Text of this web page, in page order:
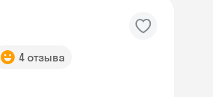
4 отзыва